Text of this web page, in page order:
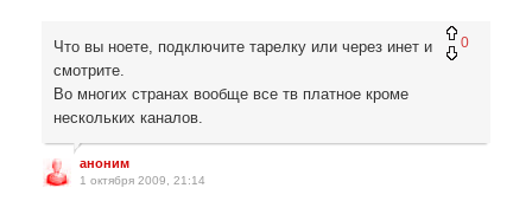
0
Что вы ноете, подключите тарелку или через инет и
смотрите.
Во многих странах вообще все тв платное кроме
нескольких каналов.
аноним
1 октября 2009, 21:14